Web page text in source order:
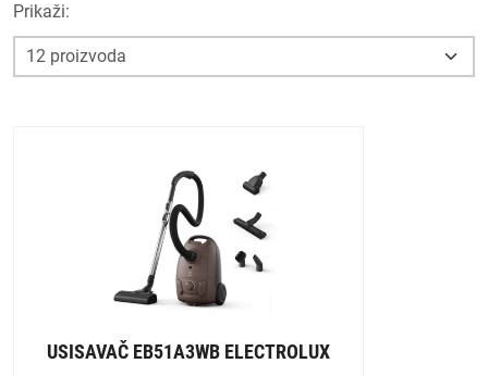
Prikaži:
USISAVAČ EB51A3WB ELECTROLUX